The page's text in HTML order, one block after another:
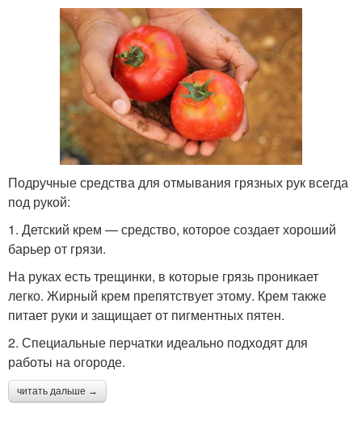
Подручные средства для отмывания грязных рук всегда
под рукой:
1. Детский крем — средство, которое создает хороший
барьер от грязи.
На руках есть трещинки, в которые грязь проникает
легко. Жирный крем препятствует этому. Крем также
питает руки и защищает от пигментных пятен.
2. Специальные перчатки идеально подходят для
работы на огороде.
читать дальше →